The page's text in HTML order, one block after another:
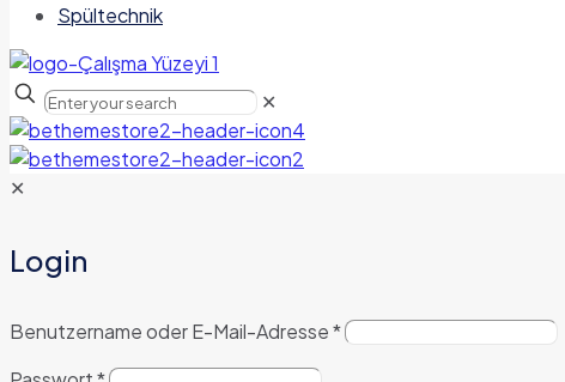
Spültechnik
✕
✕
Login
Benutzername oder E-Mail-Adresse*